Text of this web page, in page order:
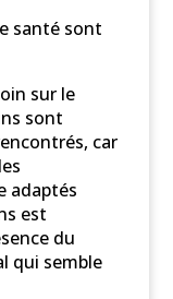
santé sont
sur le
sont
car
adaptés
est
du
qui semble